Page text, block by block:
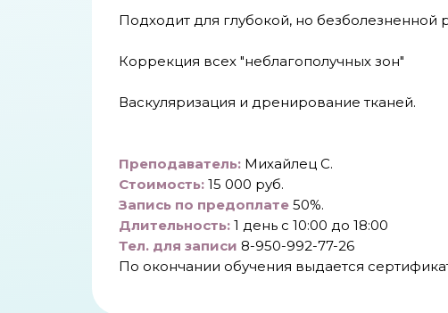
Подходит для глубокой, но
Коррекция всех "неблагополучных зон"
Васкуляризация и дренирование тканей.
Преподаватель: Михайлец С.
Стоимость: 15 000 руб.
Запись по предоплате 50%.
Длительность: 1 день с 10:00 до 18:00
Тел. для записи 8-950-992-77-26
По окончании обучения выдается